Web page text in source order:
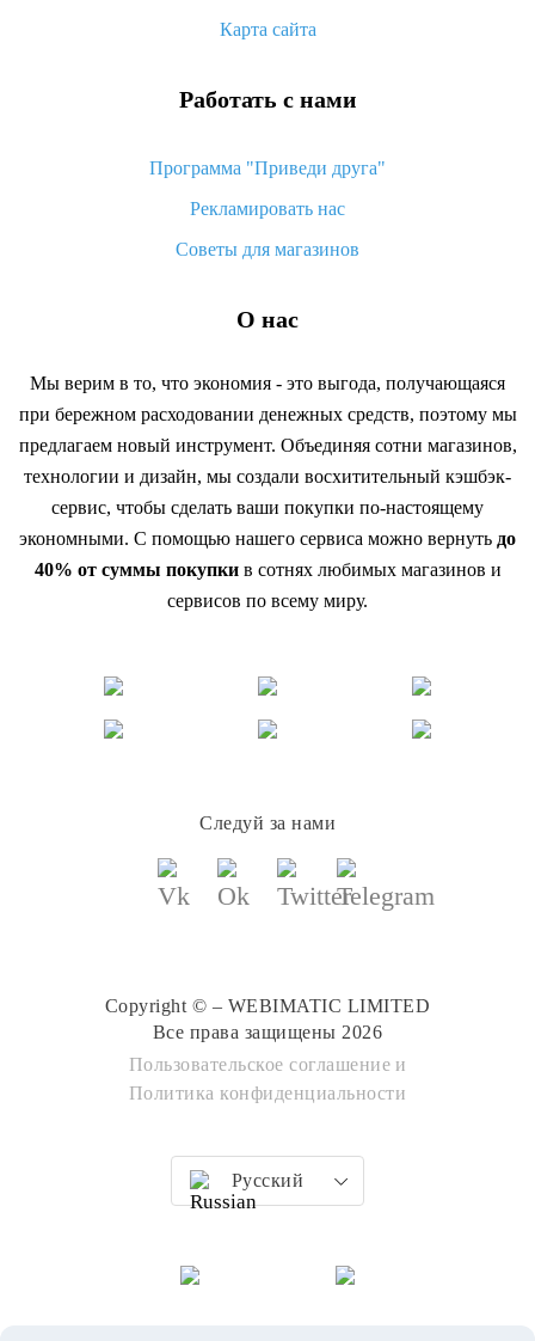
Карта сайта
Работать с нами
Программа "Приведи друга"
Рекламировать нас
Советы для магазинов
О нас
Мы верим в то, что экономия - это выгода, получающаяся
при бережном расходовании денежных средств, поэтому мы
предлагаем новый инструмент. Объединяя сотни магазинов,
технологии и дизайн, мы создали восхитительный кэшбэк-
сервис, чтобы сделать ваши покупки по-настоящему
экономными. С помощью нашего сервиса можно вернуть до
40% от суммы покупкив сотнях любимых магазинов и
сервисов по всему миру.
Следуй за нами
Copyright © – WEBIMATIC LIMITED
Все права защищены 2026
Пользовательское соглашение и
Политика конфиденциальности
Русский